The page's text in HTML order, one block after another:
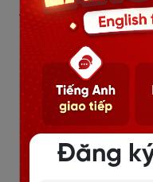
Ví dụ: Hardly had I
mới ra ngoài thì trời
Đăng